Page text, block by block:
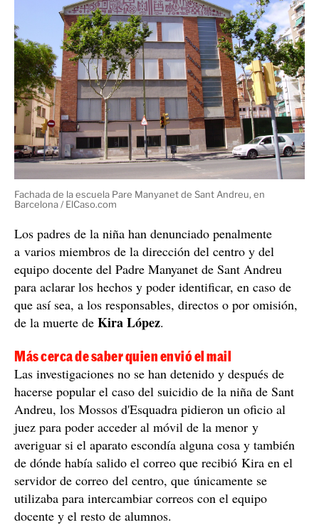
Fachada de la escuela Pare Manyanet de Sant Andreu, en
Barcelona / ElCaso.com
Los padres de la niña han denunciado penalmente
a varios miembros de la dirección del centro y del
equipo docente del Padre Manyanet de Sant Andreu
para aclarar los hechos y poder identificar, en caso de
que así sea, a los responsables, directos o por omisión,
de la muerte de Kira López.
Más cerca de saber quien envió el mail
Las investigaciones no se han detenido y después de
hacerse popular el caso del suicidio de la niña de Sant
Andreu, los Mossos d'Esquadra pidieron un oficio al
juez para poder acceder al móvil de la menor y
averiguar si el aparato escondía alguna cosa y también
de dónde había salido el correo que recibió Kira en el
servidor de correo del centro, que únicamente se
utilizaba para intercambiar correos con el equipo
docente y el resto de alumnos.